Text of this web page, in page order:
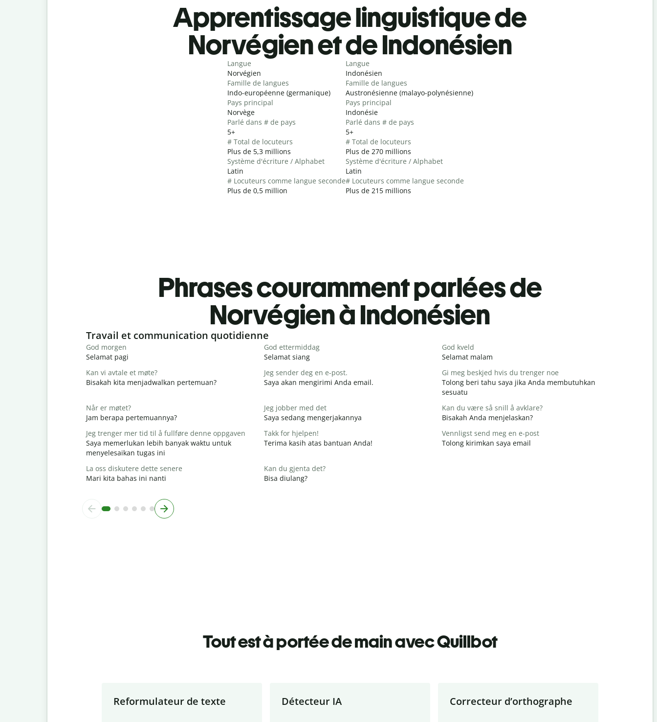
Apprentissage linguistique de
Norvégien et de Indonésien
Langue
Norvégien
Famille de langues
Indo-européenne (germanique)
Pays principal
Norvège
Parlé dans # de pays
5+
# Total de locuteurs
Plus de 5,3 millions
Système d'écriture / Alphabet
Latin
# Locuteurs comme langue seconde
Plus de 0,5 million
Langue
Indonésien
Famille de langues
Austronésienne (malayo-polynésienne)
Pays principal
Indonésie
Parlé dans # de pays
5+
# Total de locuteurs
Plus de 270 millions
Système d'écriture / Alphabet
Latin
# Locuteurs comme langue seconde
Plus de 215 millions
Phrases couramment parlées de
Norvégien à Indonésien
Slide 1 of 6
Travail et communication quotidienne
God morgen
Selamat pagi
God ettermiddag
Selamat siang
God kveld
Selamat malam
Kan vi avtale et møte?
Bisakah kita menjadwalkan pertemuan?
Jeg sender deg en e-post.
Saya akan mengirimi Anda email.
Gi meg beskjed hvis du trenger noe
Tolong beri tahu saya jika Anda membutuhkan
sesuatu
Når er møtet?
Jam berapa pertemuannya?
Jeg jobber med det
Saya sedang mengerjakannya
Kan du være så snill å avklare?
Bisakah Anda menjelaskan?
Jeg trenger mer tid til å fullføre denne oppgaven
Saya memerlukan lebih banyak waktu untuk
menyelesaikan tugas ini
Takk for hjelpen!
Terima kasih atas bantuan Anda!
Vennligst send meg en e-post
Tolong kirimkan saya email
La oss diskutere dette senere
Mari kita bahas ini nanti
Kan du gjenta det?
Bisa diulang?
Tout est à portée de main avec Quillbot
Reformulateur de texte Détecteur IA Correcteur d’orthographe